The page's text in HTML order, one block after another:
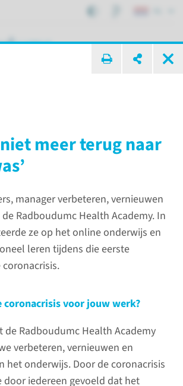
meer terug naar
manager verbeteren, vernieuwen
Radboudumc Health Academy. In
ze op het online onderwijs en
leren tijdens die eerste
coronacrisis voor jouw werk?
de Radboudumc Health Academy
verbeteren, vernieuwen en
het onderwijs. Door de coronacrisis
door iedereen gevoeld dat het
lerenden
niet meer
naar hoe het was’